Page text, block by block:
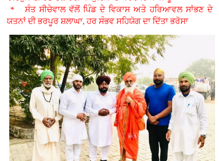
* ਸੰਤ ਸੀਚੇਵਾਲ ਵੱਲੋਂ ਪਿੰਡ ਦੇ ਵਿਕਾਸ ਅਤੇ ਹਰਿਆਵਲ ਸਾਂਭਣ ਦੇ
ਯਤਨਾਂ ਦੀ ਭਰਪੂਰ ਸ਼ਲਾਘਾ, ਹਰ ਸੰਭਵ ਸਹਿਯੋਗ ਦਾ ਦਿੱਤਾ ਭਰੋਸਾ